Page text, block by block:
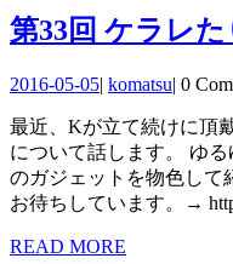
ビ
ー
シ
ョ
ン
第33回 ケラレ
2016-05-052016-
05
| komatsu| 0
最近、Kが立て続けに頂戴したスマートフォンのガジェット
について話します。 ゆ
のガジェットを物色して
お待ちしています。→
READ MORE